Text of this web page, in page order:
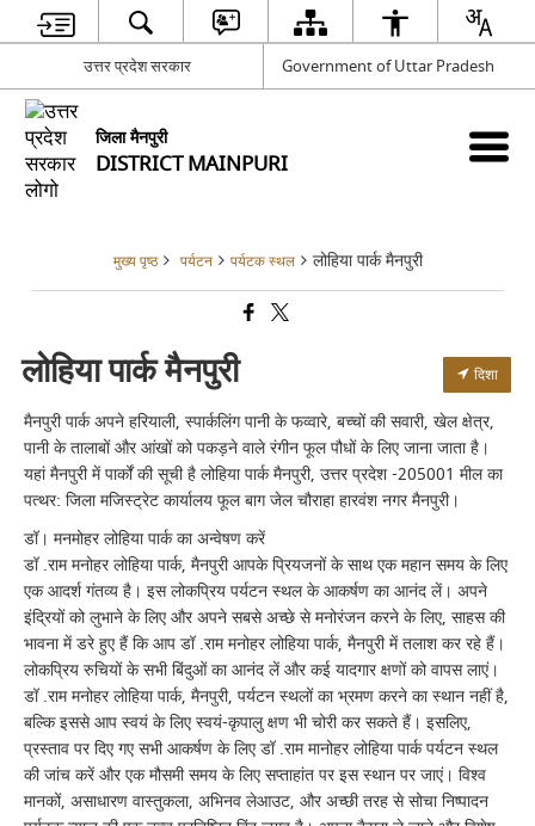
उत्तर प्रदेश सरकार Government of Uttar Pradesh
जिला मैनपुरी
DISTRICT MAINPURI
मुख्य पृष्ठ पर्यटन पर्यटक स्थल लोहिया पार्क मैनपुरी
लोहिया पार्क मैनपुरी दिशा
मैनपुरी पार्क अपने हरियाली, स्पार्कलिंग पानी के फव्वारे, बच्चों की सवारी, खेल क्षेत्र,
पानी के तालाबों और आंखों को पकड़ने वाले रंगीन फूल पौधों के लिए जाना जाता है।
यहां मैनपुरी में पार्कों की सूची है लोहिया पार्क मैनपुरी, उत्तर प्रदेश -205001 मील का
पत्थर: जिला मजिस्ट्रेट कार्यालय फूल बाग जेल चौराहा हारवंश नगर मैनपुरी।
डॉ। मनमोहर लोहिया पार्क का अन्वेषण करें
डॉ .राम मनोहर लोहिया पार्क, मैनपुरी आपके प्रियजनों के साथ एक महान समय के लिए
एक आदर्श गंतव्य है। इस लोकप्रिय पर्यटन स्थल के आकर्षण का आनंद लें। अपने
इंद्रियों को लुभाने के लिए और अपने सबसे अच्छे से मनोरंजन करने के लिए, साहस की
भावना में डरे हुए हैं कि आप डॉ .राम मनोहर लोहिया पार्क, मैनपुरी में तलाश कर रहे हैं।
लोकप्रिय रुचियों के सभी बिंदुओं का आनंद लें और कई यादगार क्षणों को वापस लाएं।
डॉ .राम मनोहर लोहिया पार्क, मैनपुरी, पर्यटन स्थलों का भ्रमण करने का स्थान नहीं है,
बल्कि इससे आप स्वयं के लिए स्वयं-कृपालु क्षण भी चोरी कर सकते हैं। इसलिए,
प्रस्ताव पर दिए गए सभी आकर्षण के लिए डॉ .राम मानोहर लोहिया पार्क पर्यटन स्थल
की जांच करें और एक मौसमी समय के लिए सप्ताहांत पर इस स्थान पर जाएं। विश्व
मानकों, असाधारण वास्तुकला, अभिनव लेआउट, और अच्छी तरह से सोचा निष्पादन